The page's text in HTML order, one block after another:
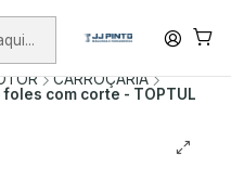
+75€ (excepto ilhas)
MANUAL
CARROÇARIA
com corte - TOPTUL